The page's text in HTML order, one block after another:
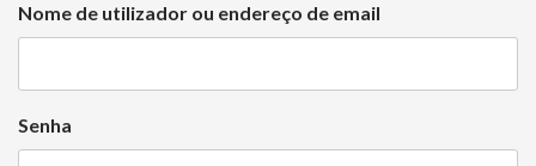
Nome de utilizador ou endereço de email
Senha